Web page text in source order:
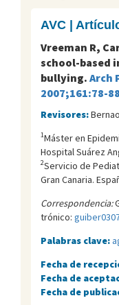
AVC |
Vreeman R,
school-based
bullying. Arch
2007;161:78-88
Revisores:
1Máster en
Hospital Suárez
2Servicio de
Gran Canaria.
Correspondencia:
trónico:
Palabras clave:
Fecha de
Fecha de
Fecha de